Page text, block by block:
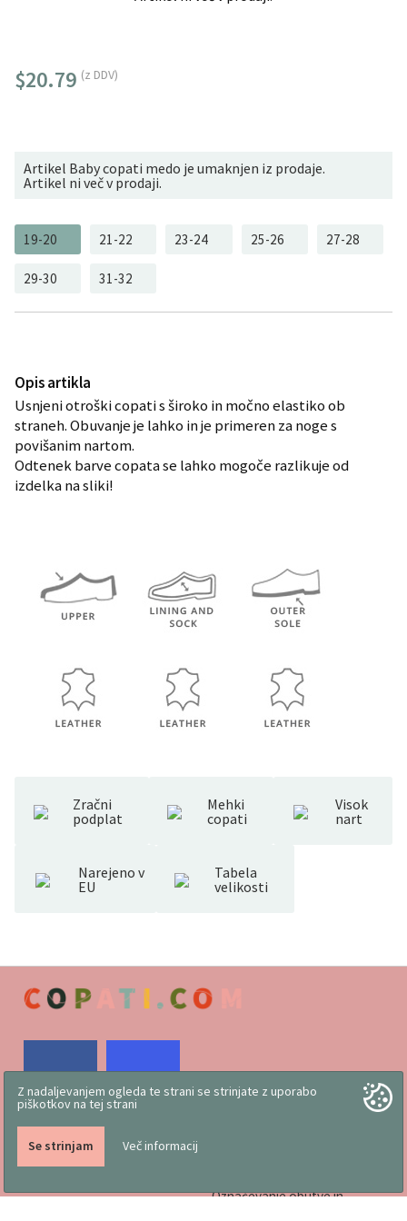
$20.79 (z DDV)
Artikel Baby copati medo je umaknjen iz prodaje.
Artikel ni več v prodaji.
19-20 21-22 23-24 25-26 27-28
29-30 31-32
Opis artikla
Usnjeni otroški copati s široko in močno elastiko ob
straneh. Obuvanje je lahko in je primeren za noge s
povišanim nartom.
Odtenek barve copata se lahko mogoče razlikuje od
izdelka na sliki!
Zračni
podplat
Mehki
copati
Visok
nart
Narejeno v
EU
Tabela
velikosti
Z nadaljevanjem ogleda te strani se strinjate z uporabo
piškotkov na tej strani
Se strinjam Več informacij
Delo slovenskih rok
Koristni nasveti
Trgovina
Katalogi
Pogoji poslovanja
Označevanje obutve in